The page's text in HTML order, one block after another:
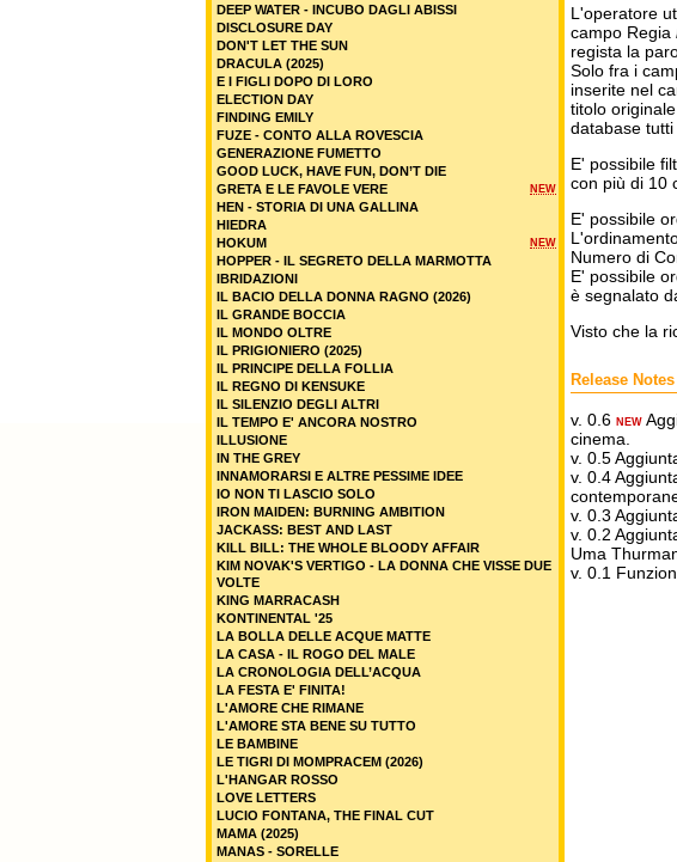
L'operatore
campo Regia
regista la
Solo fra i
inserite nel
titolo
database
E' possibile
con più di 10
E' possibile
Numero di
E' possibile
è segnalato
Visto che la
Release Notes
v. 0.6 NEW
cinema.
v. 0.5
v. 0.4
v. 0.3
v. 0.2
Uma
v. 0.1
DEEP WATER - INCUBO DAGLI ABISSI
DISCLOSURE DAY
DON'T LET THE SUN
DRACULA (2025)
E I FIGLI DOPO DI LORO
ELECTION DAY
FINDING EMILY
FUZE - CONTO ALLA ROVESCIA
GENERAZIONE FUMETTO
GOOD LUCK, HAVE FUN, DON’T DIE
NEW
GRETA E LE FAVOLE VERE
HEN - STORIA DI UNA GALLINA
HIEDRA
NEW
HOKUM
HOPPER - IL SEGRETO DELLA MARMOTTA
IBRIDAZIONI
IL BACIO DELLA DONNA RAGNO (2026)
IL GRANDE BOCCIA
IL MONDO OLTRE
IL PRIGIONIERO (2025)
IL PRINCIPE DELLA FOLLIA
IL REGNO DI KENSUKE
IL SILENZIO DEGLI ALTRI
IL TEMPO E' ANCORA NOSTRO
ILLUSIONE
IN THE GREY
INNAMORARSI E ALTRE PESSIME IDEE
IO NON TI LASCIO SOLO
IRON MAIDEN: BURNING AMBITION
JACKASS: BEST AND LAST
KILL BILL: THE WHOLE BLOODY AFFAIR
KIM NOVAK'S VERTIGO - LA DONNA CHE VISSE DUE
VOLTE
KING MARRACASH
KONTINENTAL '25
LA BOLLA DELLE ACQUE MATTE
LA CASA - IL ROGO DEL MALE
LA CRONOLOGIA DELL’ACQUA
LA FESTA E' FINITA!
L'AMORE CHE RIMANE
L'AMORE STA BENE SU TUTTO
LE BAMBINE
LE TIGRI DI MOMPRACEM (2026)
L'HANGAR ROSSO
LOVE LETTERS
LUCIO FONTANA, THE FINAL CUT
MAMA (2025)
MANAS - SORELLE